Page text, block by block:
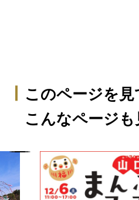
このページを見
こんなページ